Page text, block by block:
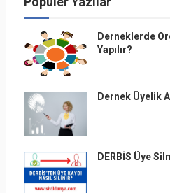
Derneklerde
Yapılır?
Dernek Üyelik
DERBİS Üye